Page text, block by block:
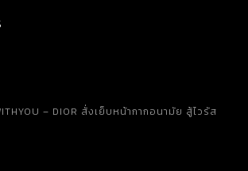
– DIOR สั่งเย็บหน้ากากอนามัย สู้ไวรัส